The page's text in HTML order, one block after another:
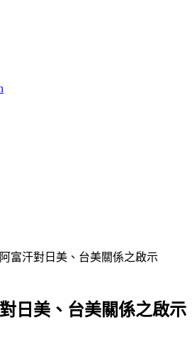
富汗對日美、台美關係之啟示
日美、台美關係之啟示